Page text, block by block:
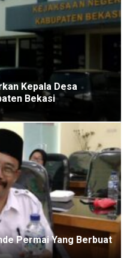
Kepala Desa
Bekasi
Permai Yang Berbuat